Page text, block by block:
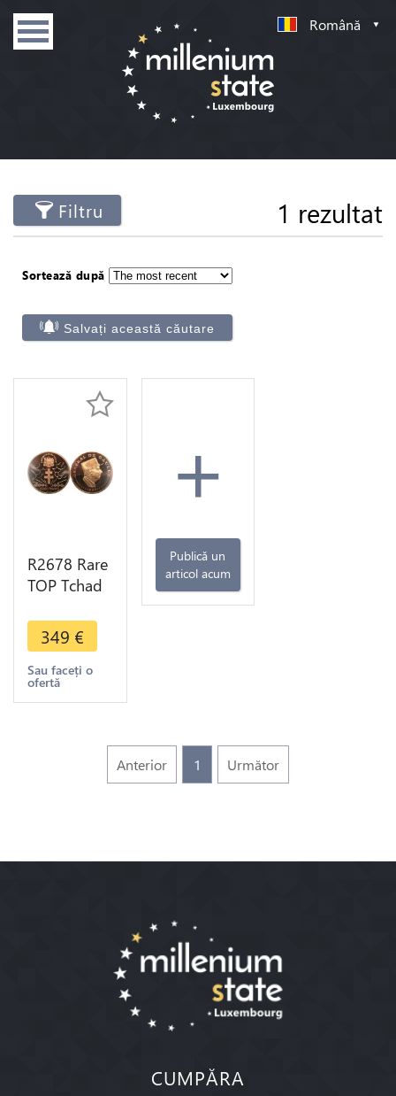
Română
Filtru 1 rezultat
Sortează după
Salvați această căutare
R2678 Rare
TOP Tchad
Francs Essai
Général De
Gaulle
Simon 1960
349 €
Sau faceți o
ofertă
+
Publică un
articol acum
Anterior 1 Următor
CUMPĂRA